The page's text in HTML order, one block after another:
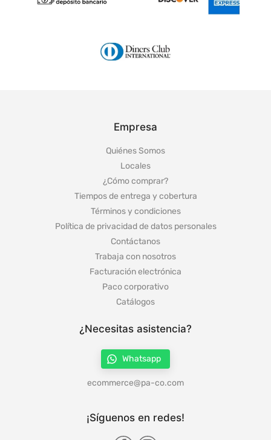
Empresa
Quiénes Somos
Locales
¿Cómo comprar?
Tiempos de entrega y cobertura
Términos y condiciones
Política de privacidad de datos personales
Contáctanos
Trabaja con nosotros
Facturación electrónica
Paco corporativo
Catálogos
¿Necesitas asistencia?
Whatsapp
ecommerce@pa-co.com
¡Síguenos en redes!